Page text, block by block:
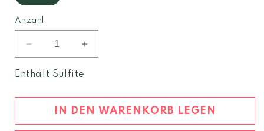
Anzahl
Verringere
die
Menge
Grappa
Barolo
Erhöhe
die
Grappa
di
Barolo
Enthält Sulfite
IN DEN WARENKORB LEGEN